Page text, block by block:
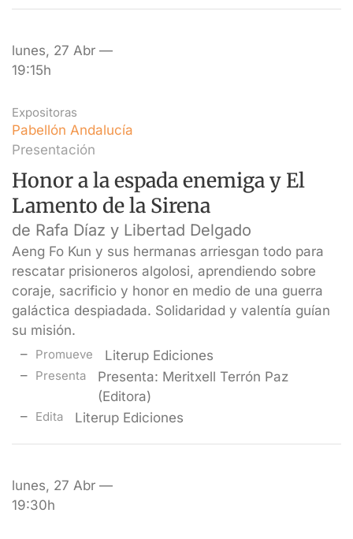
lunes, 27 Abr —
19:15h
Expositoras
Pabellón Andalucía
Presentación
Honor a la espada enemiga y El
Lamento de la Sirena
de Rafa Díaz y Libertad Delgado
Aeng Fo Kun y sus hermanas arriesgan todo para
rescatar prisioneros algolosi, aprendiendo sobre
coraje, sacrificio y honor en medio de una guerra
galáctica despiadada. Solidaridad y valentía guían
su misión.
Promueve Literup Ediciones
Presenta
Presenta: Meritxell Terrón Paz
(Editora)
Edita Literup Ediciones
lunes, 27 Abr —
19:30h